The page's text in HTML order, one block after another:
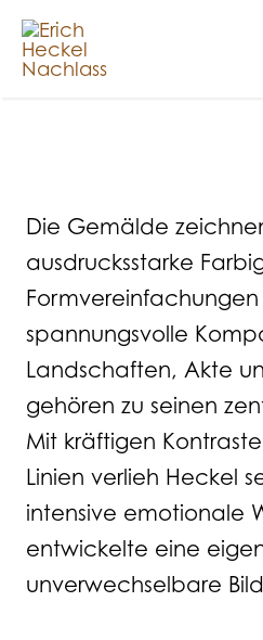
Zum
Inhalt
springen
Die Gemälde
ausdrucksstarke
spannungsvolle
Landschaften, Akte
gehören zu seinen
Mit kräftigen
Linien verlieh Heckel
intensive emotionale
entwickelte eine
unverwechselbare